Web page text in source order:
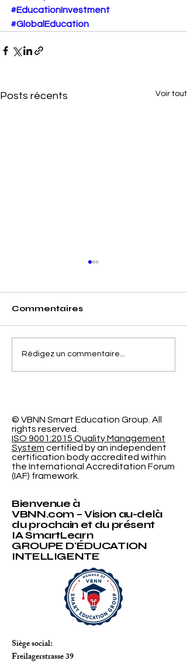
#EducationInvestment
#GlobalEducation
Posts récents Voir tout
Séparer la Précision
de l'Erreur de
Commentaires
Rédigez un commentaire...
© VBNN Smart Education Group. All
rights reserved.
ISO 9001:2015 Quality Management
System certified by an independent
certification body accredited within
the International Accreditation Forum
(IAF) framework.
Bienvenue à
VBNN.com – Vision au-delà
du prochain et du présent
IA SmartLearn
GROUPE D'ÉDUCATION
INTELLIGENTE
Siège social:
Freilagerstrasse 39